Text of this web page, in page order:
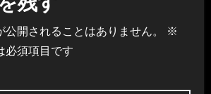
残す
開されることはありません。
※
必須項目です